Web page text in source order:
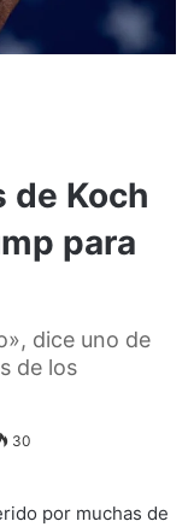
de Koch
para
dice uno de
de los
30
por muchas de